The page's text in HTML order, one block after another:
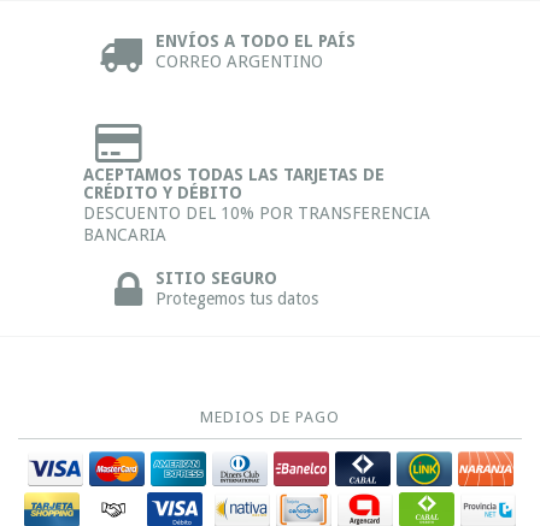
ENVÍOS A TODO EL PAÍS
CORREO ARGENTINO
ACEPTAMOS TODAS LAS TARJETAS DE
CRÉDITO Y DÉBITO
DESCUENTO DEL 10% POR TRANSFERENCIA
BANCARIA
SITIO SEGURO
Protegemos tus datos
MEDIOS DE PAGO